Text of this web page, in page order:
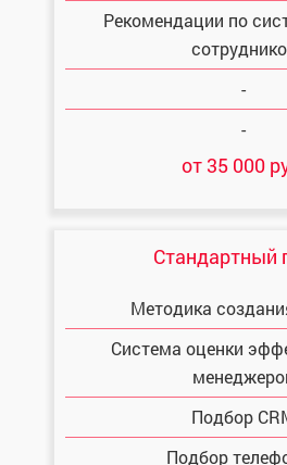
Рекомендации по
-
-
от 35 000
Стандартный
Методика
Система оценки
Подбор
Подбор